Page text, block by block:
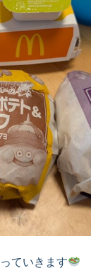
ていきます